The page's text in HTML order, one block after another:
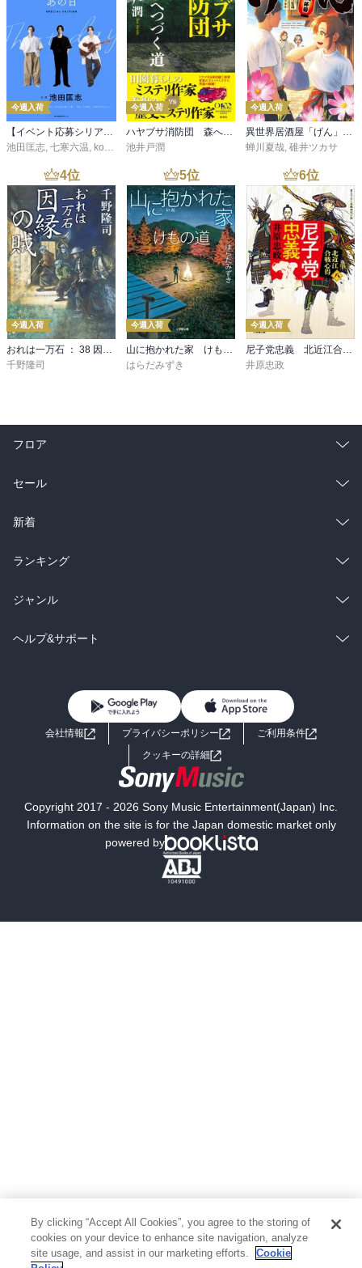
今週入荷
【イベント応募シリアルコード付】池田匡志出演・オーディオフォトブック「あの日」SPECIAL EDITION（音声／動画付）
池田匡志, 七寒六温, konoko58 ,村崎キコ
今週入荷
ハヤブサ消防団 森へつづく道
池井戸潤
今週入荷
異世界居酒屋「げん」三杯目
蝉川夏哉, 碓井ツカサ
4位
今週入荷
おれは一万石 ： 38 因縁の賊
千野隆司
5位
今週入荷
山に抱かれた家 けもの道
はらだみずき
6位
今週入荷
尼子党忠義 北近江合戦心得〈八〉
井原忠政
フロア
総合
ラノベ
雑誌・グラビア
BL・TL
セール
総合
ラノベ
雑誌・グラビア
BL・TL
新着
総合
ラノベ
雑誌・グラビア
ランキング
総合
ラノベ
ジャンル
コミック
ライトノベル 男子向けラノベ
小説
海外小説
ミステリー SF
文学
芸術・アート 映画・音楽・演劇
写真集 教養
ヘルプ&サポート
よくあるご質問 お問い合わせ
会社情報 プライバシーポリシー
ご利用条件
クッキーの詳細
Copyright 2017 - 2026 Sony Music Entertainment(Japan) Inc.
Information on the site is for the Japan domestic market only
powered by
By clicking “Accept All Cookies”, you agree to the storing of
cookies on your device to enhance site navigation, analyze
site usage, and assist in our marketing efforts.
Cookie